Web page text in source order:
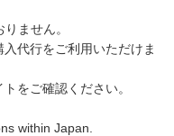
ません。
代行をご利用いただけま
をご確認ください。
within Japan.